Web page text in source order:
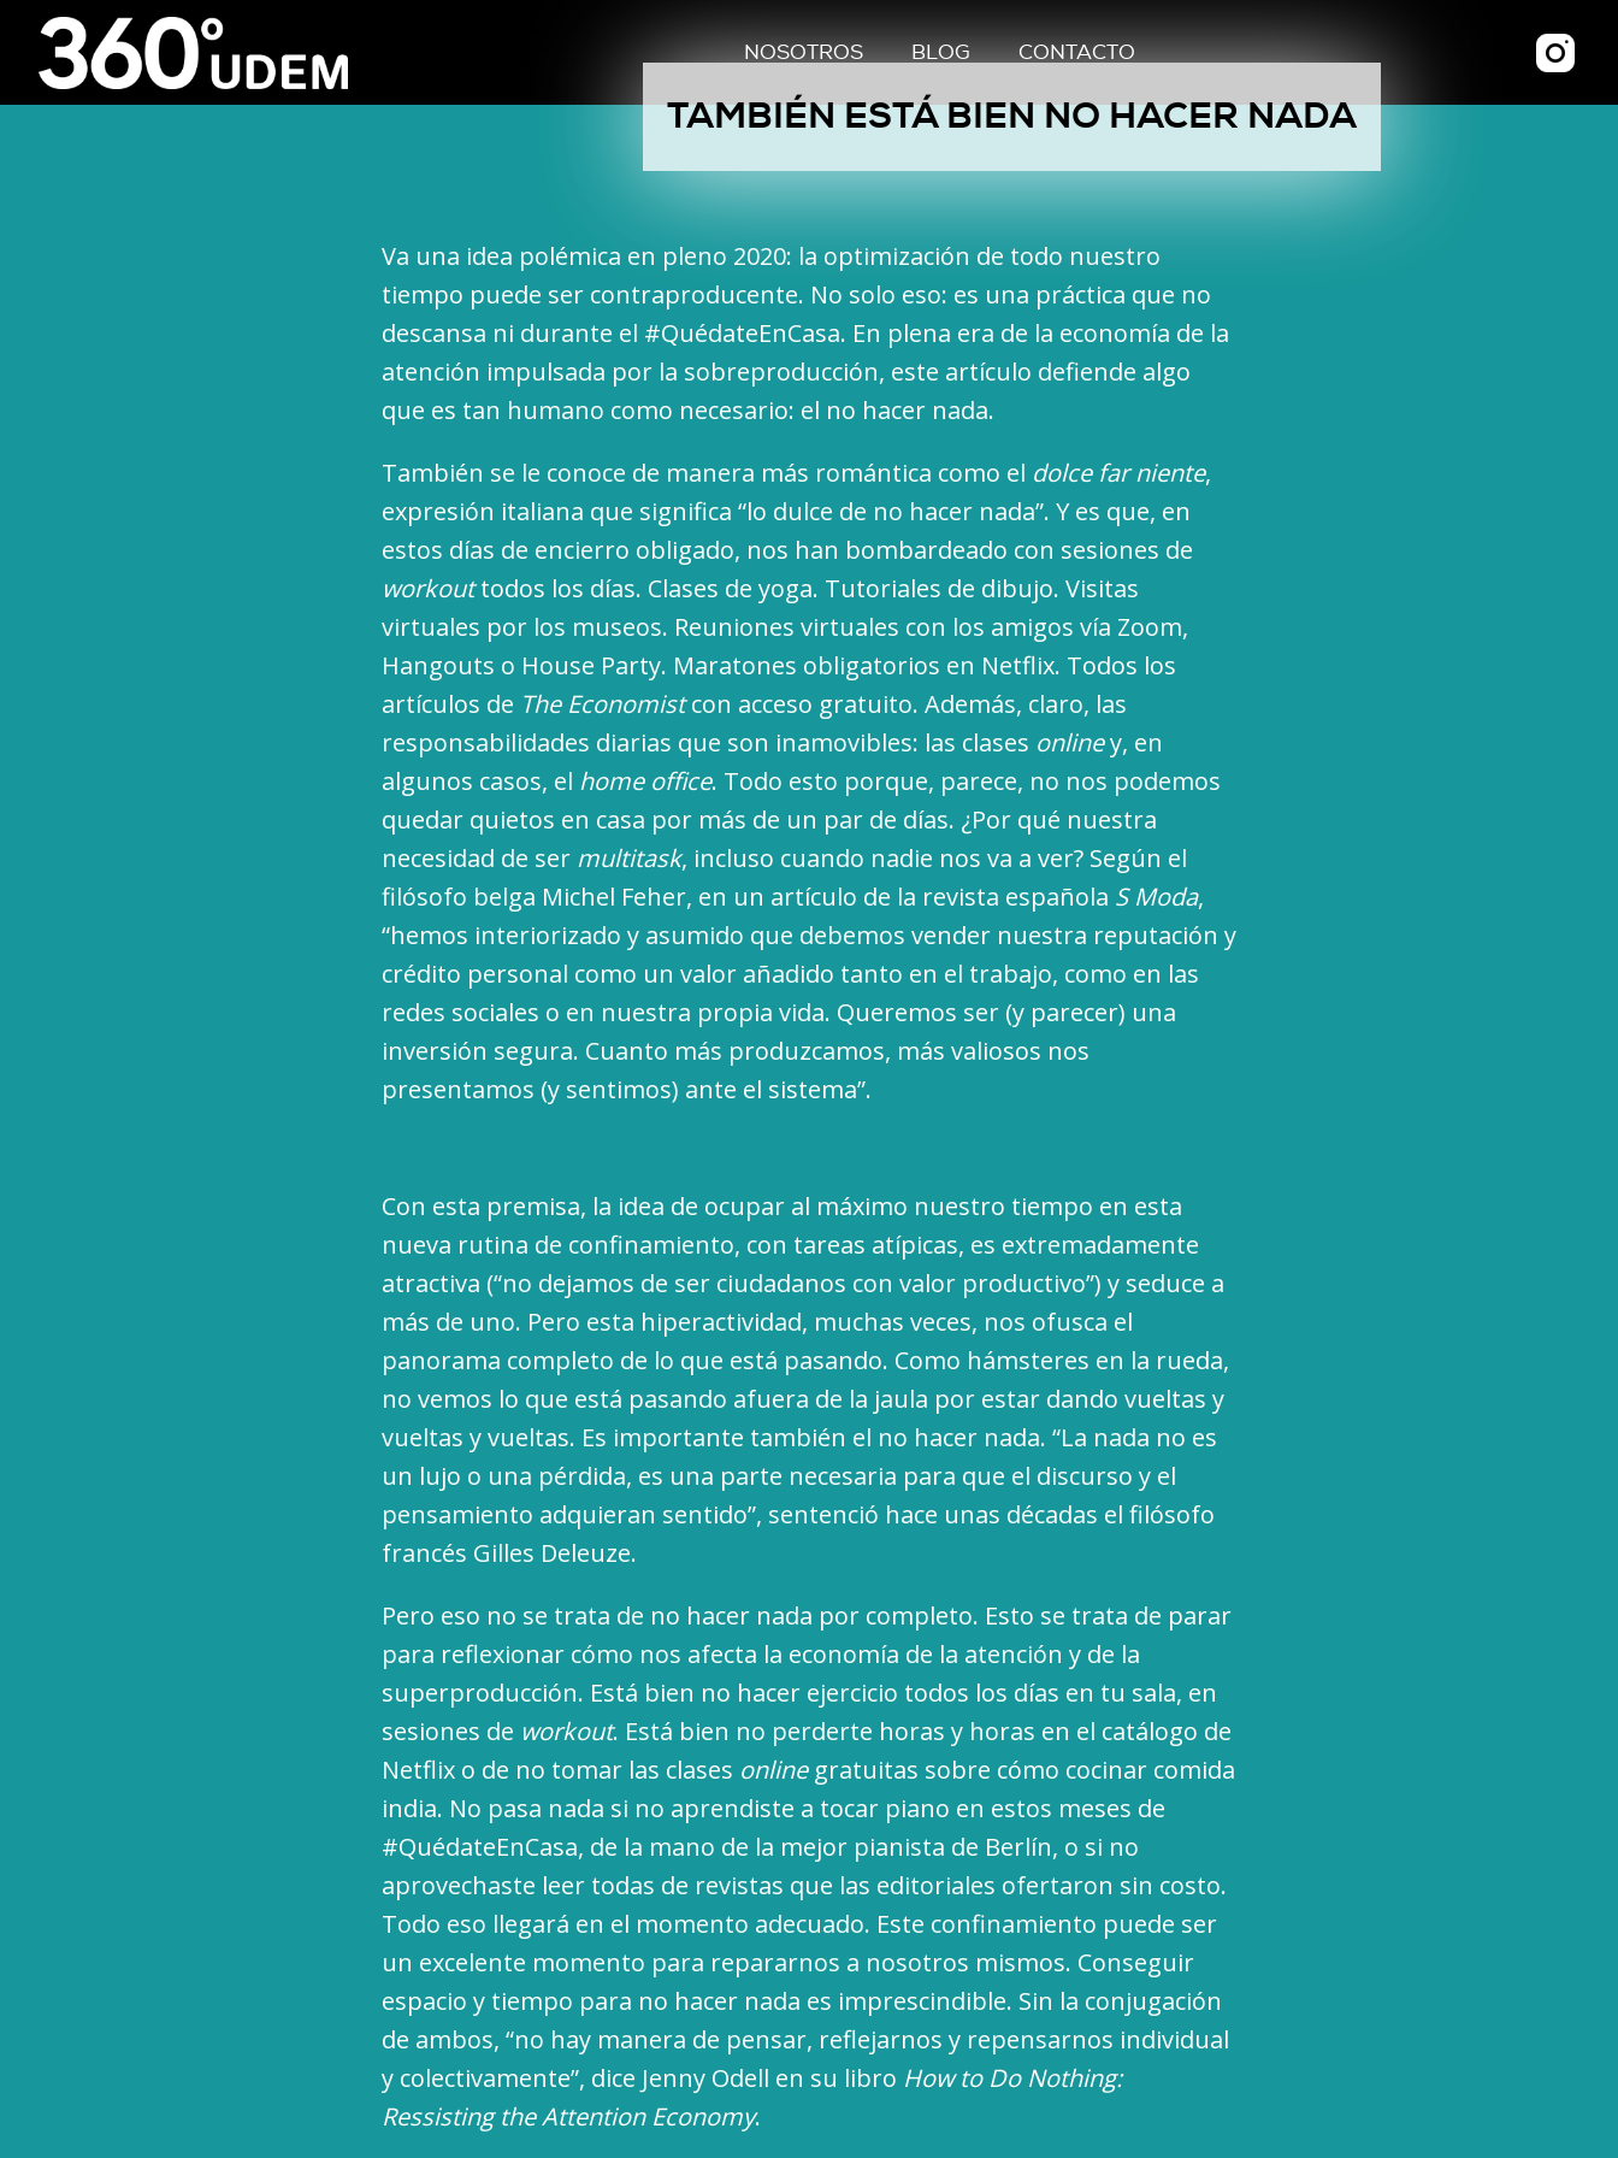
NOSOTROS BLOG CONTACTO
TAMBIÉN ESTÁ BIEN NO HACER NADA
Va una idea polémica en pleno 2020: la optimización de todo nuestro
tiempo puede ser contraproducente. No solo eso: es una práctica que no
descansa ni durante el #QuédateEnCasa. En plena era de la economía de la
atención impulsada por la sobreproducción, este artículo defiende algo
que es tan humano como necesario: el no hacer nada.
También se le conoce de manera más romántica como el dolce far niente,
expresión italiana que significa “lo dulce de no hacer nada”. Y es que, en
estos días de encierro obligado, nos han bombardeado con sesiones de
workouttodos los días. Clases de yoga. Tutoriales de dibujo. Visitas
virtuales por los museos. Reuniones virtuales con los amigos vía Zoom,
Hangouts o House Party. Maratones obligatorios en Netflix. Todos los
artículos de The Economistcon acceso gratuito. Además, claro, las
responsabilidades diarias que son inamovibles: las clases onliney, en
algunos casos, el home office. Todo esto porque, parece, no nos podemos
quedar quietos en casa por más de un par de días. ¿Por qué nuestra
necesidad de ser multitask, incluso cuando nadie nos va a ver? Según el
filósofo belga Michel Feher, en un artículo de la revista española S Moda,
“hemos interiorizado y asumido que debemos vender nuestra reputación y
crédito personal como un valor añadido tanto en el trabajo, como en las
redes sociales o en nuestra propia vida. Queremos ser (y parecer) una
inversión segura. Cuanto más produzcamos, más valiosos nos
presentamos (y sentimos) ante el sistema”.
Con esta premisa, la idea de ocupar al máximo nuestro tiempo en esta
nueva rutina de confinamiento, con tareas atípicas, es extremadamente
atractiva (“no dejamos de ser ciudadanos con valor productivo”) y seduce a
más de uno. Pero esta hiperactividad, muchas veces, nos ofusca el
panorama completo de lo que está pasando. Como hámsteres en la rueda,
no vemos lo que está pasando afuera de la jaula por estar dando vueltas y
vueltas y vueltas. Es importante también el no hacer nada. “La nada no es
un lujo o una pérdida, es una parte necesaria para que el discurso y el
pensamiento adquieran sentido”, sentenció hace unas décadas el filósofo
francés Gilles Deleuze.
Pero eso no se trata de no hacer nada por completo. Esto se trata de parar
para reflexionar cómo nos afecta la economía de la atención y de la
superproducción. Está bien no hacer ejercicio todos los días en tu sala, en
sesiones de workout. Está bien no perderte horas y horas en el catálogo de
Netflix o de no tomar las clases onlinegratuitas sobre cómo cocinar comida
india. No pasa nada si no aprendiste a tocar piano en estos meses de
#QuédateEnCasa, de la mano de la mejor pianista de Berlín, o si no
aprovechaste leer todas de revistas que las editoriales ofertaron sin costo.
Todo eso llegará en el momento adecuado. Este confinamiento puede ser
un excelente momento para repararnos a nosotros mismos. Conseguir
espacio y tiempo para no hacer nada es imprescindible. Sin la conjugación
de ambos, “no hay manera de pensar, reflejarnos y repensarnos individual
y colectivamente”, dice Jenny Odell en su libro How to Do Nothing:
Ressisting the Attention Economy.